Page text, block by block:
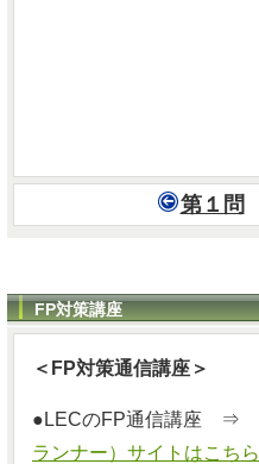
第１問
FP対策講座
＜FP対策通信講座＞
●LECのFP通信講座 ⇒
ランナー）サイトはこちら